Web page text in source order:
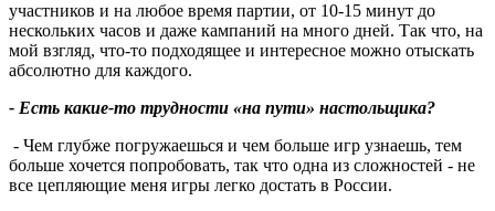
участников и на любое время партии, от 10-15 минут до
нескольких часов и даже кампаний на много дней. Так что, на
мой взгляд, что-то подходящее и интересное можно отыскать
абсолютно для каждого.
- Есть какие-то трудности «на пути» настольщика?
- Чем глубже погружаешься и чем больше игр узнаешь, тем
больше хочется попробовать, так что одна из сложностей - не
все цепляющие меня игры легко достать в России.